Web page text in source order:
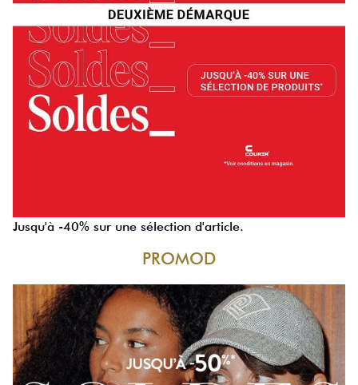
Jusqu'à -40% sur une sélection d'article.
PROMOD